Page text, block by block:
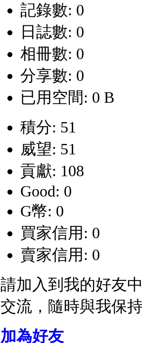
記錄數: 0
日誌數: 0
相冊數: 0
分享數: 0
已用空間: 0 B
積分: 51
威望: 51
貢獻: 108
Good: 0
G幣: 0
買家信用: 0
賣家信用: 0
請加入到我的好友
交流，隨時與我保
加為好友